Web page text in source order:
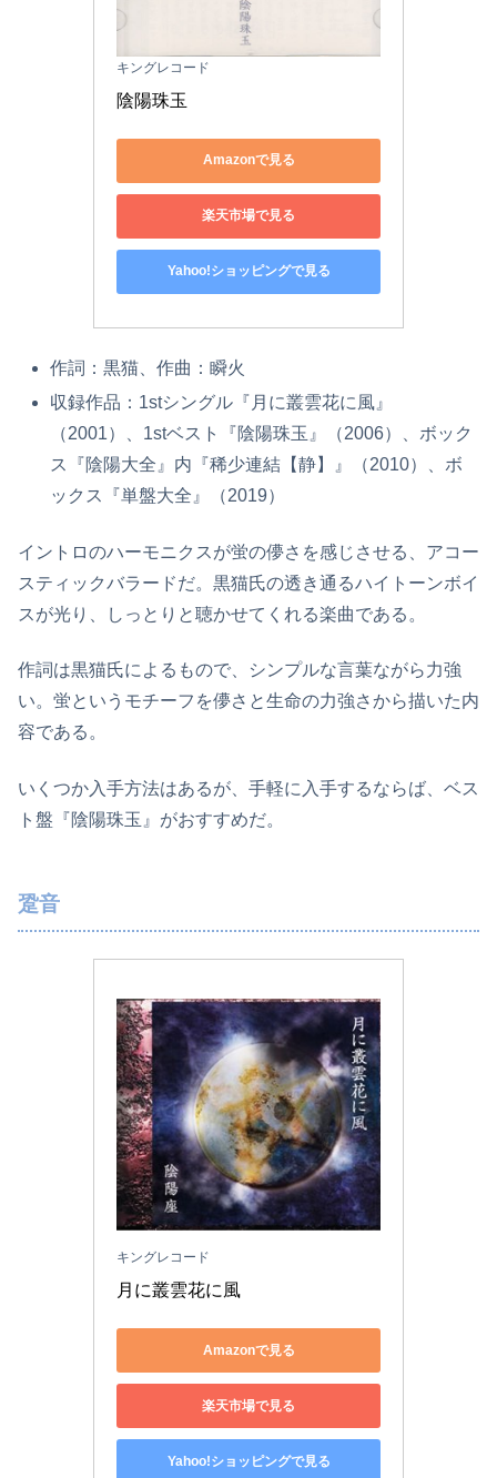
キングレコード
陰陽珠玉
Amazonで見る
楽天市場で見る
Yahoo!ショッピングで見る
作詞：黒猫、作曲：瞬火
収録作品：1stシングル『月に叢雲花に風』
（2001）、1stベスト『陰陽珠玉』（2006）、ボック
ス『陰陽大全』内『稀少連結【静】』（2010）、ボ
ックス『単盤大全』（2019）
イントロのハーモニクスが蛍の儚さを感じさせる、アコー
スティックバラードだ。黒猫氏の透き通るハイトーンボイ
スが光り、しっとりと聴かせてくれる楽曲である。
作詞は黒猫氏によるもので、シンプルな言葉ながら力強
い。蛍というモチーフを儚さと生命の力強さから描いた内
容である。
いくつか入手方法はあるが、手軽に入手するならば、ベス
ト盤『陰陽珠玉』がおすすめだ。
跫音
キングレコード
月に叢雲花に風
Amazonで見る
楽天市場で見る
Yahoo!ショッピングで見る